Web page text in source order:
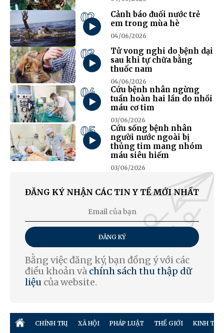
02
Cảnh báo đuối nước trẻ
em trong mùa hè
04/06/2026
03
Tử vong nghi do bệnh dại
sau khi tự chữa bằng
thuốc nam
04/06/2026
04
Cứu bệnh nhân ngừng
tuần hoàn hai lần do nhồi
máu cơ tim
03/06/2026
05
Cứu sống bệnh nhân
người nước ngoài bị
thủng tim mang nhóm
máu siêu hiếm
03/06/2026
ĐĂNG KÝ NHẬN CÁC TIN Y TẾ MỚI NHẤT
ĐĂNG KÝ
Bằng việc đăng ký, bạn đồng ý với các
điều khoản và chính sách thu thập dữ
liệu của website.
CHÍNH TRỊ XÃ HỘI PHÁP LUẬT THẾ GIỚI KINH TẾ